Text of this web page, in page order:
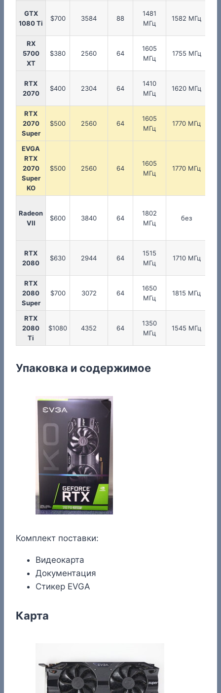
GTX
1080 Ti
$700 3584 88
1481
МГц
1582 МГц
RX
5700
XT
$380 2560 64
1605
МГц
1755 МГц
RTX
2070
$400 2304 64
1410
МГц
1620 МГц
RTX
2070
Super
$500 2560 64
1605
МГц
1770 МГц
EVGA
RTX
2070
Super
KO
$500 2560 64
1605
МГц
1770 МГц
Radeon
VII
$600 3840 64
1802
МГц
без
RTX
2080
$630 2944 64
1515
МГц
1710 МГц
RTX
2080
Super
$700 3072 64
1650
МГц
1815 МГц
RTX
2080
Ti
$1080 4352 64
1350
МГц
1545 МГц
Упаковка и содержимое
Комплект поставки:
Видеокарта
Документация
Стикер EVGA
Карта